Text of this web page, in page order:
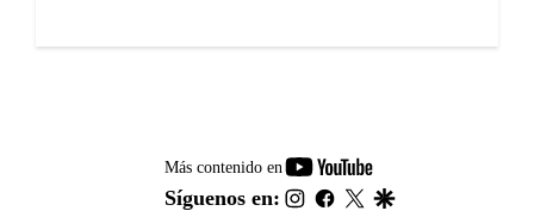
Más contenido en
youtube-
footer
Síguenos en: instagram
facebook
twitter